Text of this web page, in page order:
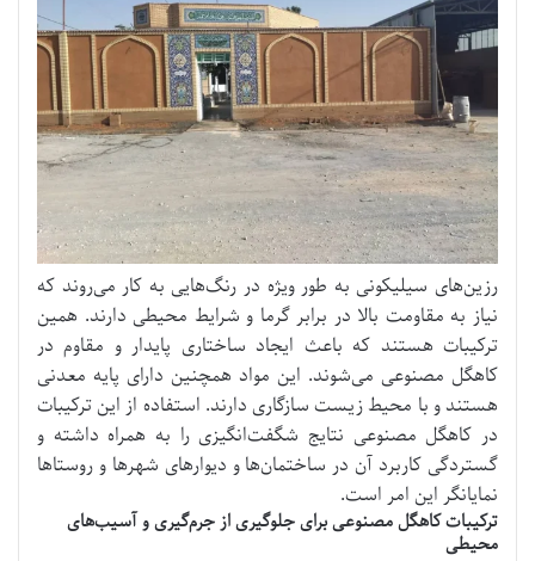
رزین‌های سیلیکونی به طور ویژه در رنگ‌هایی به کار می‌روند که
نیاز به مقاومت بالا در برابر گرما و شرایط محیطی دارند. همین
ترکیبات هستند که باعث ایجاد ساختاری پایدار و مقاوم در
کاهگل مصنوعی می‌شوند. این مواد همچنین دارای پایه معدنی
هستند و با محیط زیست سازگاری دارند. استفاده از این ترکیبات
در کاهگل مصنوعی نتایج شگفت‌انگیزی را به همراه داشته و
گستردگی کاربرد آن در ساختمان‌ها و دیوارهای شهرها و روستاها
نمایانگر این امر است.
ترکیبات کاهگل مصنوعی برای جلوگیری از جرم‌گیری و آسیب‌های
محیطی